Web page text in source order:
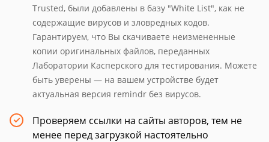
Trusted, были добавлены в базу "White List", как не
содержащие вирусов и зловредных кодов.
Гарантируем, что Вы скачиваете неизмененные
копии оригинальных файлов, переданных
Лаборатории Касперского для тестирования. Можете
быть уверены — на вашем устройстве будет
актуальная версия remindr без вирусов.
Проверяем ссылки на сайты авторов, тем не
менее перед загрузкой настоятельно